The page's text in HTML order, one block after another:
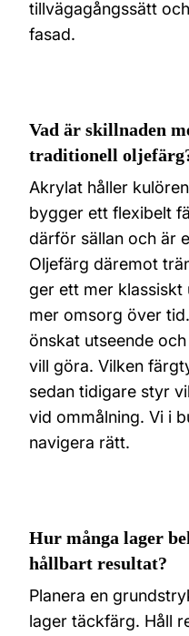
tillvägagångssätt
fasad.
Vad är skillnaden
traditionell
Akrylat håller
bygger ett flexibelt
därför sällan och är
Oljefärg däremot
ger ett mer
mer omsorg över
önskat utseende
vill göra. Vilken
sedan tidigare styr
vid ommålning. Vi i
navigera rätt.
Hur många lager
hållbart resultat?
Planera en
lager täckfärg. Håll